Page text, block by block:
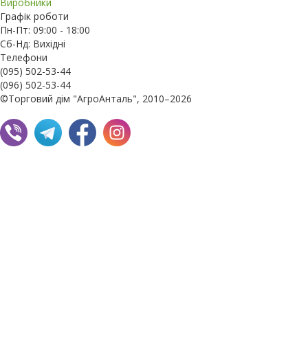
Графік роботи
Пн-Пт: 09:00 - 18:00
Сб-Нд: Вихідні
Телефони
(095) 502-53-44
(096) 502-53-44
©Торговий дім "АгроАнталь", 2010–2026